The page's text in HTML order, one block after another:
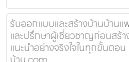
รับออกแบบและสร้างบ้านบ้านแ
และปรึกษาผู้เชี่ยวชาญก่อนสร้
แนะนำอย่างจริงใจในทุกขั้นตอน